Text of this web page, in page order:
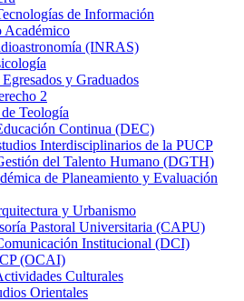
de Información
Académico
(INRAS)
y Graduados
2
Teología
Continua (DEC)
Interdisciplinarios de la PUCP
del Talento Humano (DGTH)
de Planeamiento y Evaluación
y Urbanismo
Pastoral Universitaria (CAPU)
Institucional (DCI)
(OCAI)
Culturales
Orientales